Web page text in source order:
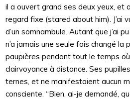
il a ouvert grand ses deux yeux, et
regard fixe (stared about him). J’ai
d’un somnambule. Autant que j’ai
n’a jamais une seule fois changé la
paupières pendant tout le temps où
clairvoyance à distance. Ses
ternes, et ne manifestaient aucun
consciente. “Bien, ai-je demandé,